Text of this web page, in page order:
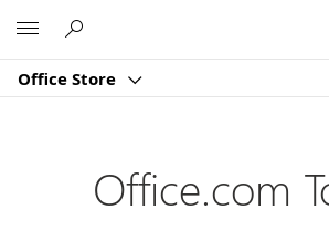
Office Store
Office.com